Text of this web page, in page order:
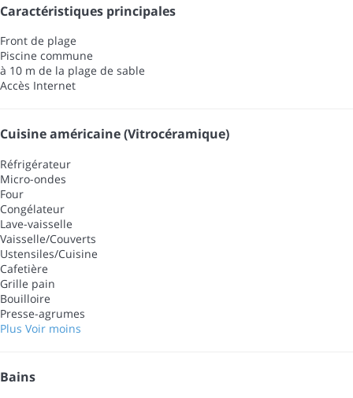
Caractéristiques principales
Front de plage
Piscine commune
à 10 m de la plage de sable
Accès Internet
Cuisine américaine (Vitrocéramique)
Réfrigérateur
Micro-ondes
Four
Congélateur
Lave-vaisselle
Vaisselle/Couverts
Ustensiles/Cuisine
Cafetière
Grille pain
Bouilloire
Presse-agrumes
Plus Voir moins
Bains